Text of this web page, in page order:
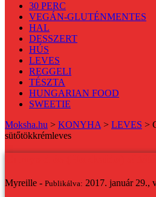
30 PERC
VEGÁN-GLUTÉNMENTES
HAL
DESSZERT
HÚS
LEVES
REGGELI
TÉSZTA
HUNGARIAN FOOD
SWEETIE
Moksha.hu > KONYHA> LEVES >
sütőtökkrémleves
Myreille - Publikálva: 2017. január 29.,